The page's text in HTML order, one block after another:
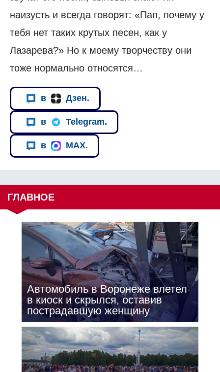
наизусть и всегда говорят: «Пап, почему у
тебя нет таких крутых песен, как у
Лазарева?» Но к моему творчеству они
тоже нормально относятся…
в Дзен.
в Telegram.
в MAX.
ГЛАВНОЕ
Автомобиль в Воронеже влетел
в киоск и скрылся, оставив
пострадавшую женщину